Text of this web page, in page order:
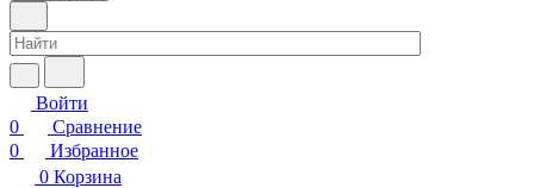
Войти
0
Сравнение
0
Избранное
0 Корзина